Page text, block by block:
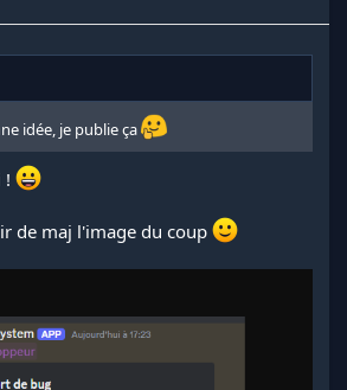
idée, je publie ça
!
de maj l'image du coup